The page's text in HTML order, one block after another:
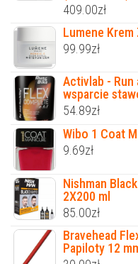
409.00zł
Lumene Krem
99.99zł
Activlab - Run
wsparcie
54.89zł
Wibo 1 Coat
9.69zł
Nishman
2X200 ml
85.00zł
Bravehead
Papiloty 12